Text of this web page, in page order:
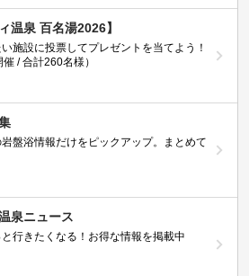
温泉 百名湯2026】
施設に投票してプレゼントを当てよう！
催 / 合計260名様）
岩盤浴情報だけをピックアップ。まとめて
泉ニュース
行きたくなる！お得な情報を掲載中